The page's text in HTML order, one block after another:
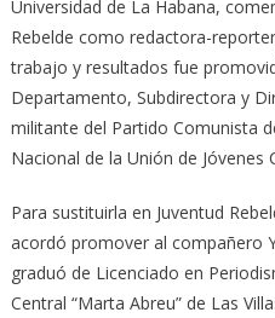
Universidad de La Habana,
Rebelde como redactora-
trabajo y resultados fue
Departamento, Subdirectora y
militante del Partido Comunista
Nacional de la Unión de Jóvenes
Para sustituirla en Juventud
acordó promover al compañero
graduó de Licenciado en
Central “Marta Abreu” de Las